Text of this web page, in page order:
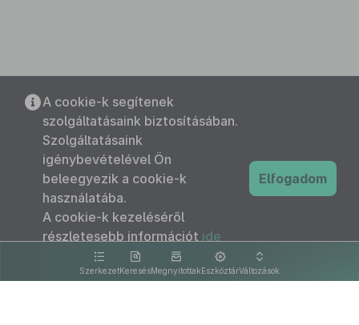
SzerkezetKeresésMegnyitottakEszköztárVáltozások
A cookie-k segítenek
szolgáltatásaink biztosításában.
Szolgáltatásaink
igénybevételével Ön
beleegyezik a cookie-k
használatába.
A cookie-k kezeléséről
részletesebb információt ide
kattintva olvashat.
Elfogadom